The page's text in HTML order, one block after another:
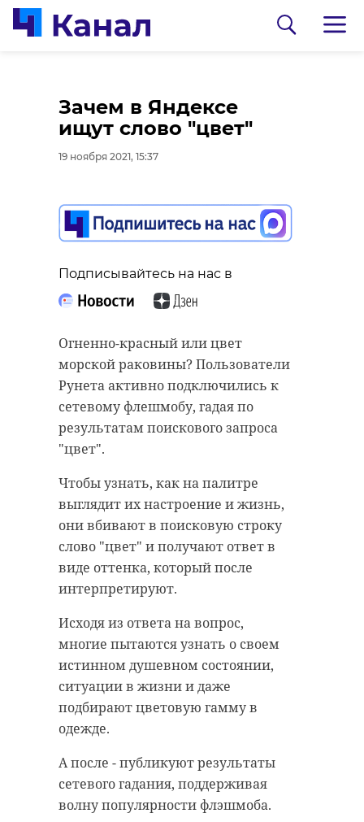
Зачем в Яндексе
ищут слово "цвет"
19 ноября 2021, 15:37
Подписывайтесь на нас в
Огненно-красный или цвет
морской раковины? Пользователи
Рунета активно подключились к
сетевому флешмобу, гадая по
результатам поискового запроса
"цвет".
Чтобы узнать, как на палитре
выглядит их настроение и жизнь,
они вбивают в поисковую строку
слово "цвет" и получают ответ в
виде оттенка, который после
интерпретируют.
Исходя из ответа на вопрос,
многие пытаются узнать о своем
истинном душевном состоянии,
ситуации в жизни и даже
подбирают цветовую гамму в
одежде.
А после - публикуют результаты
сетевого гадания, поддерживая
волну популярности флэшмоба.
0:00 / 0:00
Госэконадзор
осмотрел
территорию
будущего завода по
переработке газа в
Усть-Луге с высоты
птичьего полета
Подписывайтесь на нас в
Правительство Ленинградской
области начало обследование
территории будущего завода
"РусХимАльянс". Состояние
окружающей среды на
территории уникального в мире
кластера засняли с вертолета. В
скором времени на его площадях
объединится газопереработка,
Предприниматели из
Казахстана
познакомились с
продукцией
19 ноября 2021, 14:43
Подписывайтесь на нас в
Ленинградскую область с бизнес-
миссией посетили представители
предприятий из Республики
программы партнеры вместе с
Центром поддержки экспорта
Ленобласти провели B2B-
переговоры и посетили
различные производства 47
региона.
Как отмечает пресс-служба
администрации Ленобласти,
областные предприятия
тщательно подготовили перед
деловым визитом. Им помогли в
презентации продукции, провели
анализ востребованности на
казахском рынке и нашли
заинтересованные компании.